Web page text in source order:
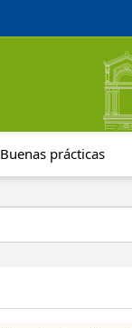
Buenas prácticas